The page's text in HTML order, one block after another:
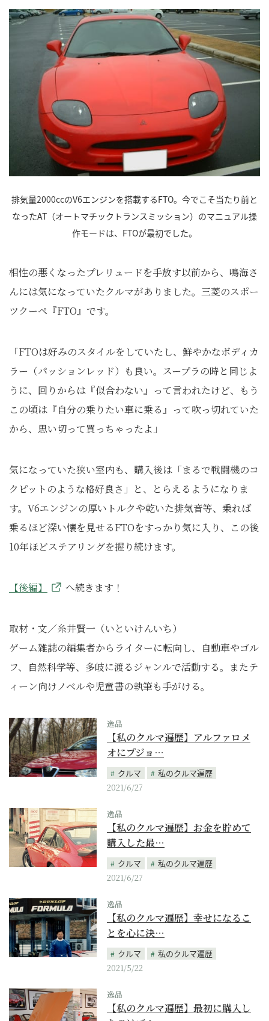
排気量2000ccのV6エンジンを搭載するFTO。今でこそ当たり前と
なったAT（オートマチックトランスミッション）のマニュアル操
作モードは、FTOが最初でした。
相性の悪くなったプレリュードを手放す以前から、鳴海さ
んには気になっていたクルマがありました。三菱のスポー
ツクーペ『FTO』です。
「FTOは好みのスタイルをしていたし、鮮やかなボディカ
ラー（パッションレッド）も良い。スープラの時と同じよ
うに、回りからは『似合わない』って言われたけど、もう
この頃は『自分の乗りたい車に乗る』って吹っ切れていた
から、思い切って買っちゃったよ」
気になっていた狭い室内も、購入後は「まるで戦闘機のコ
クピットのような格好良さ」と、とらえるようになりま
す。V6エンジンの厚いトルクや乾いた排気音等、乗れば
乗るほど深い懐を見せるFTOをすっかり気に入り、この後
10年ほどステアリングを握り続けます。
【後編】 へ続きます！
取材・文／糸井賢一（いといけんいち）
ゲーム雑誌の編集者からライターに転向し、自動車やゴル
フ、自然科学等、多岐に渡るジャンルで活動する。またテ
ィーン向けノベルや児童書の執筆も手がける。
逸品
【私のクルマ遍歴】アルファロメ
オにプジョ…
クルマ
私のクルマ遍歴
2021/6/27
逸品
【私のクルマ遍歴】お金を貯めて
購入した最…
クルマ
私のクルマ遍歴
2021/6/27
逸品
【私のクルマ遍歴】幸せになるこ
とを心に決…
クルマ
私のクルマ遍歴
2021/5/22
逸品
【私のクルマ遍歴】最初に購入し